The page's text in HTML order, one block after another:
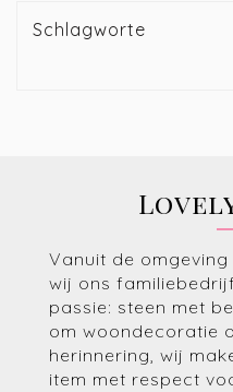
Schlagworte
Vanuit de
wij ons
passie: steen met
om woondecoratie
herinnering, wij
item met respect